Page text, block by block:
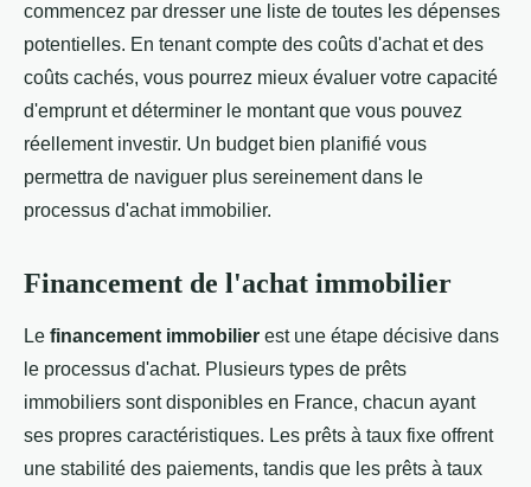
commencez par dresser une liste de toutes les dépenses
potentielles. En tenant compte des coûts d'achat et des
coûts cachés, vous pourrez mieux évaluer votre capacité
d'emprunt et déterminer le montant que vous pouvez
réellement investir. Un budget bien planifié vous
permettra de naviguer plus sereinement dans le
processus d'achat immobilier.
Financement de l'achat immobilier
Le financement immobilier est une étape décisive dans
le processus d'achat. Plusieurs types de prêts
immobiliers sont disponibles en France, chacun ayant
ses propres caractéristiques. Les prêts à taux fixe offrent
une stabilité des paiements, tandis que les prêts à taux